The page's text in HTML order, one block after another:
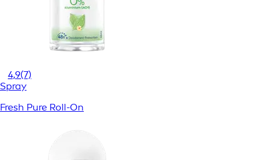
4,9(7)
Spray
Fresh Pure Roll-On